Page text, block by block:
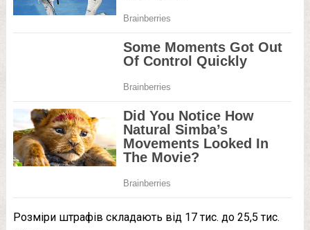
Розміри штрафів складають від 17 тис. до 25,5 тис.